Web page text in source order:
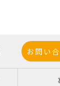
お問い